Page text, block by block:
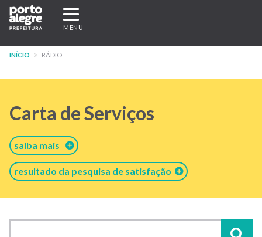
Pular
para
conteúdo
Expandir/recolher
navegação
MENU
INÍCIO RÁDIO
Carta de Serviços
saiba mais
resultado da pesquisa de satisfação